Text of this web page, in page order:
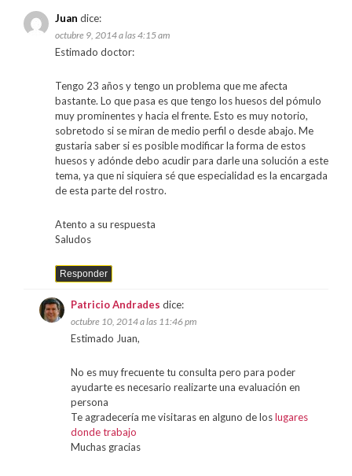
Juan dice:
octubre 9, 2014 a las 4:15 am
Estimado doctor:
Tengo 23 años y tengo un problema que me afecta
bastante. Lo que pasa es que tengo los huesos del pómulo
muy prominentes y hacia el frente. Esto es muy notorio,
sobretodo si se miran de medio perfil o desde abajo. Me
gustaria saber si es posible modificar la forma de estos
huesos y adónde debo acudir para darle una solución a este
tema, ya que ni siquiera sé que especialidad es la encargada
de esta parte del rostro.
Atento a su respuesta
Saludos
Responder
Patricio Andrades dice:
octubre 10, 2014 a las 11:46 pm
Estimado Juan,
No es muy frecuente tu consulta pero para poder
ayudarte es necesario realizarte una evaluación en
persona
Te agradecería me visitaras en alguno de loslugares
donde trabajo
Muchas gracias